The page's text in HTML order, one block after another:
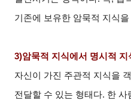
기존에 보유한 암묵적 지식
3)암묵적 지식에서 명시적
자신이 가진 주관적 지식을
전달할 수 있는 형태다. 한